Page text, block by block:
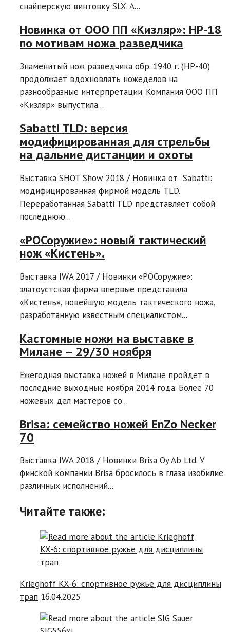
снайперскую винтовку SLX. A...
Новинка от ООО ПП «Кизляр»: НР-18
по мотивам ножа разведчика
Знаменитый нож разведчика обр. 1940 г. (HР-40)
продолжает вдохновлять ножеделов на
разнообразные интерпретации. Компания ООО ПП
«Кизляр» выпустила...
Sabatti TLD: версия
модифицированная для стрельбы
на дальние дистанции и охоты
Выставка SHOT Show 2018 / Новинка от Sabatti:
модифицированная фирмой модель TLD.
Переработанная Sabatti TLD представляет собой
последнюю...
«РОСоружие»: новый тактический
нож «Кистень».
Выставка IWA 2017 / Новинки «РОСоружие»:
златоустская фирма впервые представила
«Кистень», новейшую модель тактического ножа,
разработанную известным специалистом...
Кастомные ножи на выставке в
Милане – 29/30 ноября
Ежегодная выставка ножей в Милане пройдет в
последние выходные ноября 2014 года. Более 70
ножевых дел мастеров со...
Brisa: семейство ножей EnZo Necker
70
Выставка IWA 2018 / Новинки Brisa Oy Ab Ltd. У
финской компании Brisa бросилось в глаза изобилие
различных исполнений...
Читайте также:
Krieghoff KX-6: спортивное ружье для дисциплины
трап 16.04.2025